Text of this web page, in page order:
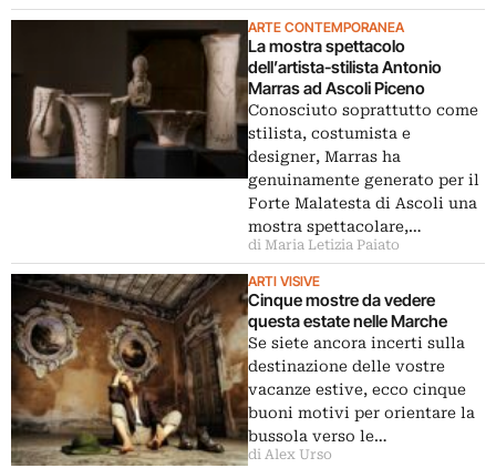
ARTE CONTEMPORANEA
La mostra spettacolo
dell’artista-stilista Antonio
Marras ad Ascoli Piceno
Conosciuto soprattutto come
stilista, costumista e
designer, Marras ha
genuinamente generato per il
Forte Malatesta di Ascoli una
mostra spettacolare,…
di Maria Letizia Paiato
ARTI VISIVE
Cinque mostre da vedere
questa estate nelle Marche
Se siete ancora incerti sulla
destinazione delle vostre
vacanze estive, ecco cinque
buoni motivi per orientare la
bussola verso le…
di Alex Urso